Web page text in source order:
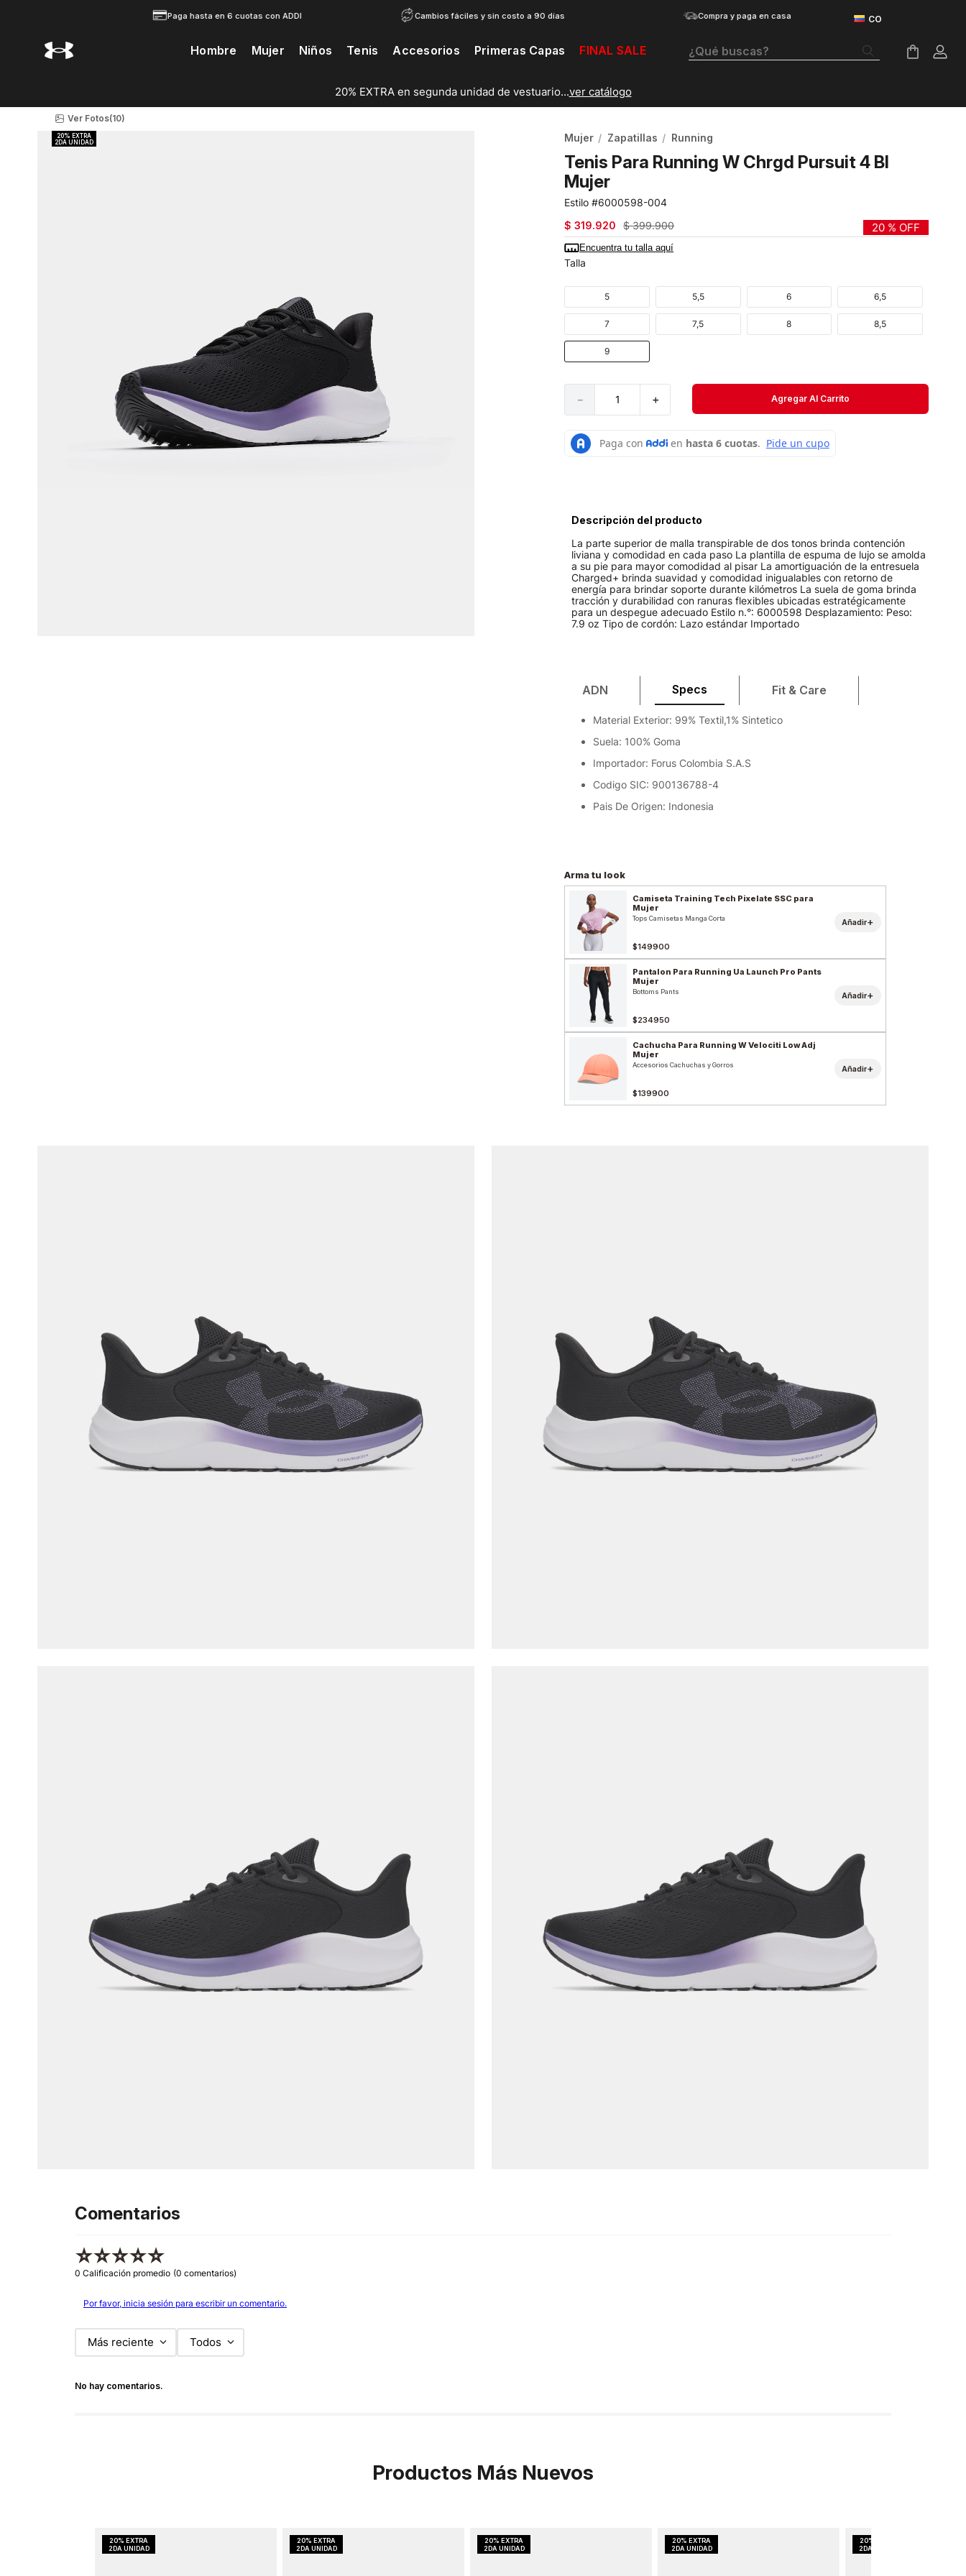
Paga hasta en 6 cuotas con ADDI Cambios fáciles y sin costo a 90 días Compra y paga en casa
Hombre Mujer Niños Tenis Accesorios Primeras Capas FINAL SALE ¿Qué buscas?
20% EXTRA en segunda unidad de vestuario...ver catálogo
Ver Fotos(10)
Mujer Zapatillas Running
Tenis Para Running W Chrgd Pursuit 4 Bl
Mujer
6000598-004
$ 319.920 $ 399.900 20 % OFF
Encuentra tu talla aquí
Talla
5 6
7 8
9
7,5 8,5
6,5
5,5
＋
－ Agregar Al Carrito
Descripción del producto
La parte superior de malla transpirable de dos tonos brinda contención
liviana y comodidad en cada paso La plantilla de espuma de lujo se amolda
a su pie para mayor comodidad al pisar La amortiguación de la entresuela
Charged+ brinda suavidad y comodidad inigualables con retorno de
energía para brindar soporte durante kilómetros La suela de goma brinda
tracción y durabilidad con ranuras flexibles ubicadas estratégicamente
para un despegue adecuado Estilo n.°: 6000598 Desplazamiento: Peso:
7.9 oz Tipo de cordón: Lazo estándar Importado
ADN Specs Fit & Care
Material Exterior: 99% Textil,1% Sintetico
Suela: 100% Goma
Importador: Forus Colombia S.A.S
Codigo SIC: 900136788-4
Pais De Origen: Indonesia
Arma tu look
Camiseta Training Tech Pixelate SSC para
Mujer
Tops Camisetas Manga Corta
$149900
Añadir+
Pantalon Para Running Ua Launch Pro Pants
Mujer
Bottoms Pants
$234950
Añadir+
Cachucha Para Running W Velociti Low Adj
Mujer
Accesorios Cachuchas y Gorros
$139900
Añadir+
Comentarios
☆☆☆☆☆
0 Calificación promedio (0 comentarios)
Por favor, inicia sesión para escribir un comentario.
Más reciente Todos
No hay comentarios.
Productos Más Nuevos
Botas
Tenis Mujer
Tenis Hombre
Velociti Distance
Basketball
Velociti
Short